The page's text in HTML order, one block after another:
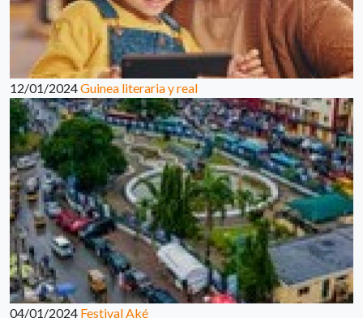
12/01/2024Guinea literaria y real
04/01/2024 Festival Aké